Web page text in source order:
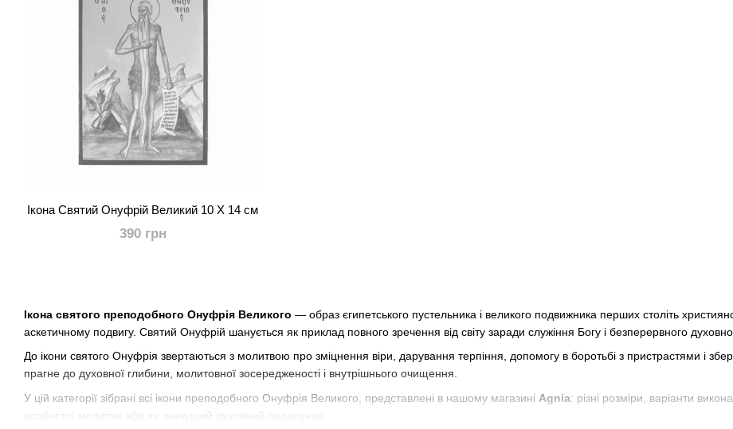
Ікона святого преподобного Онуфрія Великого — образ єгипетського пустельника і великого подвижника перших століть
аскетичному подвигу. Святий Онуфрій шанується як приклад повного зречення від світу заради служіння Богу і безперервного
До ікони святого Онуфрія звертаються з молитвою про зміцнення віри, дарування терпіння, допомогу в боротьбі з пристрастями і
прагне до духовної глибини, молитовної зосередженості і внутрішнього очищення.
У цій категорії зібрані всі ікони преподобного Онуфрія Великого, представлені в нашому магазині Agnia: різні розміри, варіанти
особистої молитви або як значущий духовний подарунок.
Ікона Святий Онуфрій Великий 10 Х 14 см
390 грн